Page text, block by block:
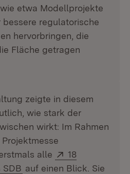
etwa Modellprojekte
regulatorische
hervorbringen, die
Fläche getragen
zeigte in diesem
wie stark der
wirkt: Im Rahmen
alle
Extern:
18
(Öffnet in neuem Fenster)
auf einen Blick. Sie